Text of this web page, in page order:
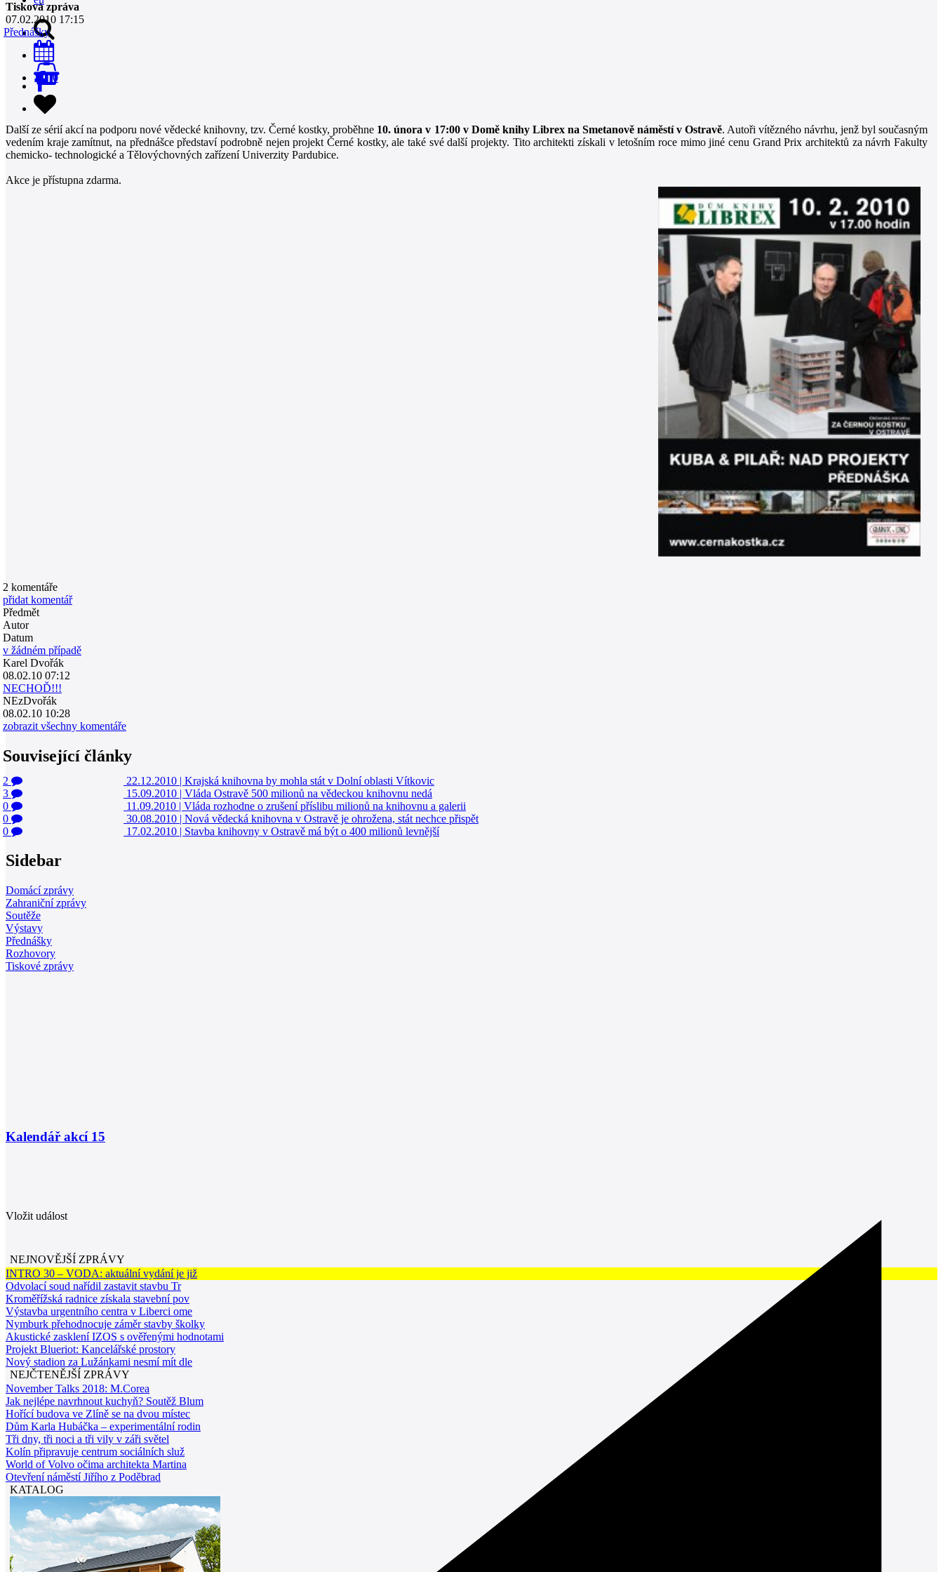
0
Tisková zpráva
07.02.2010 17:15
Přednášky
Další ze sérií akcí na podporu nové vědecké knihovny, tzv. Černé kostky, proběhne 10. února v 17:00 v Domě knihy Librex na Smetanově náměstí v Ostravě. Autoři vítězného návrhu, jenž byl současným
vedením kraje zamítnut, na přednášce představí podrobně nejen projekt Černé kostky, ale také své další projekty. Tito architekti získali v letošním roce mimo jiné cenu Grand Prix architektů za návrh Fakulty
chemicko- technologické a Tělovýchovných zařízení Univerzity Pardubice.
Akce je přístupna zdarma.
2 komentáře
přidat komentář
Předmět
Autor
Datum
v žádném případě
Karel Dvořák
08.02.10 07:12
NECHOĎ!!!
NEzDvořák
08.02.10 10:28
zobrazit všechny komentáře
Související články
2 22.12.2010 | Krajská knihovna by mohla stát v Dolní oblasti Vítkovic
3
15.09.2010 | Vláda Ostravě 500 milionů na vědeckou knihovnu nedá
0
11.09.2010 | Vláda rozhodne o zrušení příslibu milionů na knihovnu a galerii
0
30.08.2010 | Nová vědecká knihovna v Ostravě je ohrožena, stát nechce přispět
0
17.02.2010 | Stavba knihovny v Ostravě má být o 400 milionů levnější
Sidebar
Domácí zprávy
Zahraniční zprávy
Soutěže
Výstavy
Přednášky
Rozhovory
Tiskové zprávy
Kalendář akcí 15
Vložit událost
NEJNOVĚJŠÍ ZPRÁVY
INTRO 30 – VODA: aktuální vydání je již
Odvolací soud nařídil zastavit stavbu Tr
Kroměřížská radnice získala stavební pov
Výstavba urgentního centra v Liberci ome
Nymburk přehodnocuje záměr stavby školky
Akustické zasklení IZOS s ověřenými hodnotami
Projekt Blueriot: Kancelářské prostory
Nový stadion za Lužánkami nesmí mít dle
NEJČTENĚJŠÍ ZPRÁVY
November Talks 2018: M.Corea
Jak nejlépe navrhnout kuchyň? Soutěž Blum
Hořící budova ve Zlíně se na dvou místec
Dům Karla Hubáčka – experimentální rodin
Tři dny, tři noci a tři vily v záři světel
Kolín připravuje centrum sociálních služ
World of Volvo očima architekta Martina
Otevření náměstí Jiřího z Poděbrad
KATALOG